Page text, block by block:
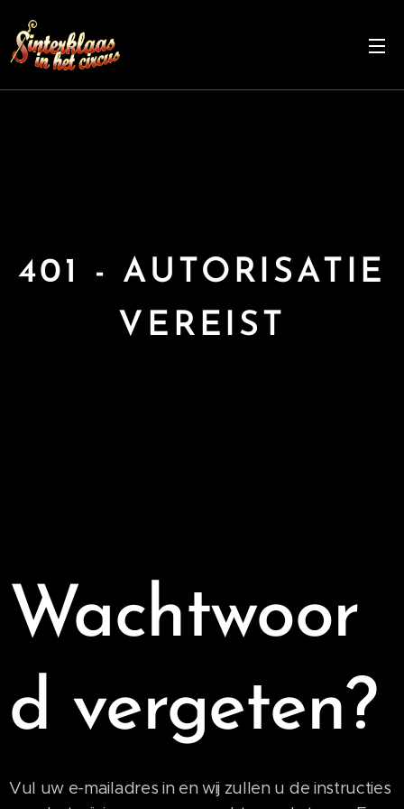
401 - AUTORISATIE
VEREIST
Wachtwoor
d vergeten?
Vul uw e-mailadres in en wij zullen u de instructies